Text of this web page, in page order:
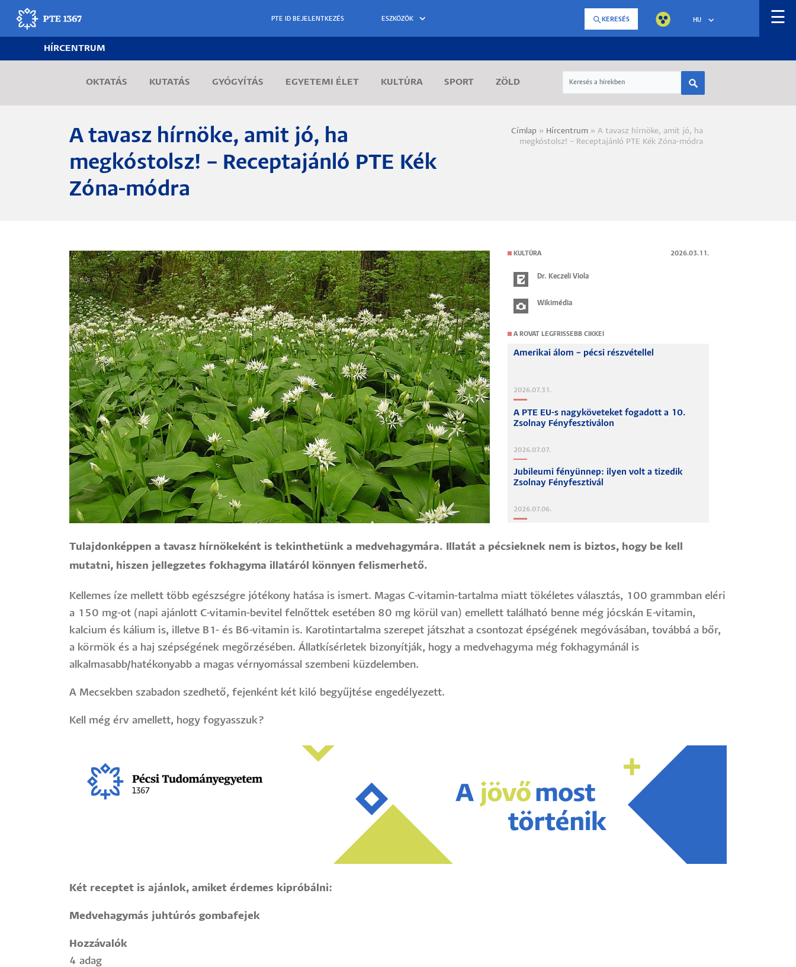
Ugrás
tartalomra
ESZKÖZÖK KERESÉS HU ☰
Gyógyítás
Egyetemi élet
Munkatársak
Hallgatók
Alumni
Felvételizők
HÍRCENTRUM
OKTATÁS KUTATÁS GYÓGYÍTÁS EGYETEMI ÉLET KULTÚRA SPORT ZÖLD
A tavasz hírnöke, amit jó, ha
megkóstolsz! – Receptajánló PTE Kék
Zóna-módra
Morzsa
Címlap Hírcentrum
A tavasz hírnöke, amit jó, ha
megkóstolsz! – Receptajánló PTE Kék Zóna-módra
KULTÚRA 2026.03.11.
Dr. Keczeli Viola
Wikimédia
A ROVAT LEGFRISSEBB CIKKEI
Amerikai álom – pécsi részvétellel
2026.07.31.
A PTE EU-s nagyköveteket fogadott a 10.
Zsolnay Fényfesztiválon
2026.07.07.
Jubileumi fényünnep: ilyen volt a tizedik
Zsolnay Fényfesztivál
2026.07.06.
Tulajdonképpen a tavasz hírnökeként is tekinthetünk a medvehagymára. Illatát a pécsieknek nem is biztos, hogy be kell
mutatni, hiszen jellegzetes fokhagyma illatáról könnyen felismerhető.
Kellemes íze mellett több egészségre jótékony hatása is ismert. Magas C-vitamin-tartalma miatt tökéletes választás, 100 grammban eléri
a 150 mg-ot (napi ajánlott C-vitamin-bevitel felnőttek esetében 80 mg körül van) emellett található benne még jócskán E-vitamin,
kalcium és kálium is, illetve B1- és B6-vitamin is. Karotintartalma szerepet játszhat a csontozat épségének megóvásában, továbbá a bőr,
a körmök és a haj szépségének megőrzésében. Állatkísérletek bizonyítják, hogy a medvehagyma még fokhagymánál is
alkalmasabb/hatékonyabb a magas vérnyomással szembeni küzdelemben.
A Mecsekben szabadon szedhető, fejenként két kiló begyűjtése engedélyezett.
Kell még érv amellett, hogy fogyasszuk?
Két receptet is ajánlok, amiket érdemes kipróbálni:
Medvehagymás juhtúrós gombafejek
Hozzávalók
4 adag